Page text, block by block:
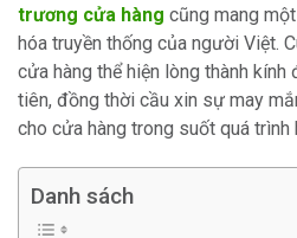
trương cửa hàng cũng mang
hóa truyền thống của người Việt.
cửa hàng thể hiện lòng thành
tiên, đồng thời cầu xin sự may
cho cửa hàng trong suốt quá trình
Danh sách